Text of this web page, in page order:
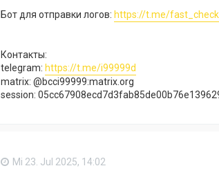
Бот для отправки логов: https://t.me/
Контакты:
telegram: https://t.me/i99999d
matrix: @bcci99999:matrix.org
session:
Mi 23. Jul 2025, 14:02